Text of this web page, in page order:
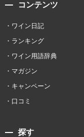
コンテンツ
ワイン日記
ランキング
ワイン用語辞典
マガジン
キャンペーン
口コミ
探す